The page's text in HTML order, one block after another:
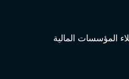
المؤسسات المالية